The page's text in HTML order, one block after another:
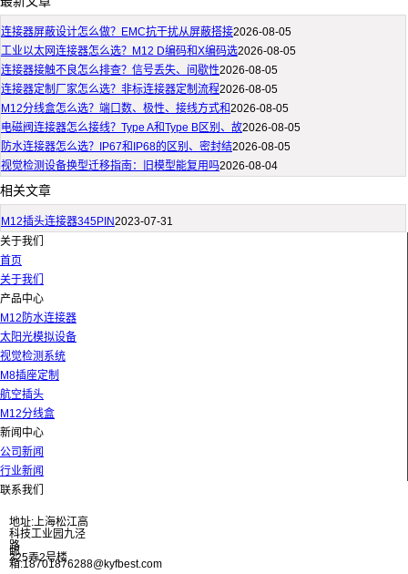
连接器屏蔽设计怎么做？EMC抗干扰从屏蔽搭接2026-08-05
工业以太网连接器怎么选？M12 D编码和X编码选2026-08-05
连接器接触不良怎么排查？信号丢失、间歇性2026-08-05
连接器定制厂家怎么选？非标连接器定制流程2026-08-05
M12分线盒怎么选？端口数、极性、接线方式和2026-08-05
电磁阀连接器怎么接线？Type A和Type B区别、故2026-08-05
防水连接器怎么选？IP67和IP68的区别、密封结2026-08-05
视觉检测设备换型迁移指南：旧模型能复用吗2026-08-04
相关文章
M12插头连接器345PIN2023-07-31
关于我们
首页
关于我们
产品中心
M12防水连接器
太阳光模拟设备
视觉检测系统
M8插座定制
航空插头
M12分线盒
新闻中心
公司新闻
行业新闻
联系我们
地址:上海松江高
科技工业园九泾
路
325弄2号楼
邮
箱:18701876288@kyfbest.com